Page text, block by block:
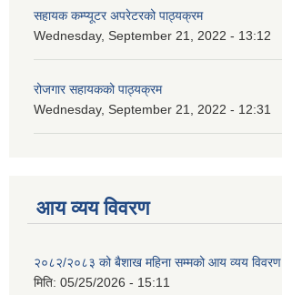
सहायक कम्प्यूटर अपरेटरको पाठ्यक्रम
Wednesday, September 21, 2022 - 13:12
रोजगार सहायकको पाठ्यक्रम
Wednesday, September 21, 2022 - 12:31
आय व्यय विवरण
२०८२/२०८३ को बैशाख महिना सम्मको आय व्यय विवरण
मिति: 05/25/2026 - 15:11